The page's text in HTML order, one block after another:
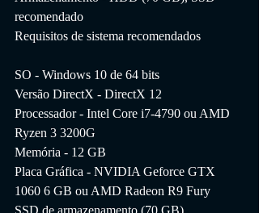
recomendado
Requisitos de sistema recomendados
SO - Windows 10 de 64 bits
Versão DirectX - DirectX 12
Processador - Intel Core i7-4790 ou AMD
Ryzen 3 3200G
Memória - 12 GB
Placa Gráfica - NVIDIA Geforce GTX
1060 6 GB ou AMD Radeon R9 Fury
SSD de armazenamento (70 GB)